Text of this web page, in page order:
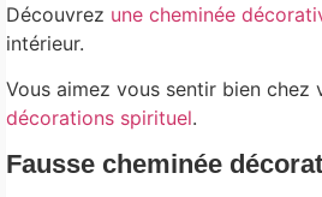
Découvrez une cheminée
intérieur.
Vous aimez vous sentir bien chez
décorations spirituel.
Fausse cheminée